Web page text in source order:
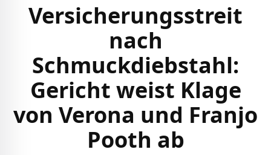
Versicherungsstreit
nach
Schmuckdiebstahl:
Gericht weist Klage
von Verona und Franjo
Pooth ab